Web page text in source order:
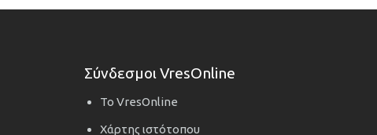
Σύνδεσμοι VresOnline
Το VresOnline
Χάρτης ιστότοπου